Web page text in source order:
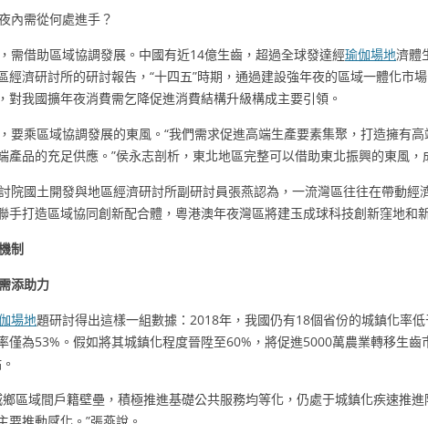
內需從何處進手？
需借助區域協調發展。中國有近14億生齒，超過全球發達經瑜伽場地濟體
經濟研討所的研討報告，“十四五”時期，通過建設強年夜的區域一體化市
對我國擴年夜消費需乞降促進消費結構升級構成主要引領。
要乘區域協調發展的東風。“我們需求促進高端生產要素集聚，打造擁有
產品的充足供應。”侯永志剖析，東北地區完整可以借助東北振興的東風
院國土開發與地區經濟研討所副研討員張燕認為，一流灣區往往在帶動
手打造區域協同創新配合體，粵港澳年夜灣區將建玉成球科技創新窪地和
制
添助力
場地題研討得出這樣一組數據：2018年，我國仍有18個省份的城鎮化率
僅為53%。假如將其城鎮化程度晉陞至60%，將促進5000萬農業轉移生
鄉區域間戶籍壁壘，積極推進基礎公共服務均等化，仍處于城鎮化疾速推